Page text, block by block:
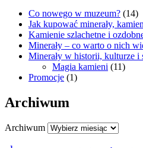
Co nowego w muzeum? (14)
Jak kupować minerały,
Kamienie szlachetne i
Minerały – co warto o nich
Minerały w historii, kulturze i
Magia kamieni (11)
Promocje (1)
Archiwum
Archiwum